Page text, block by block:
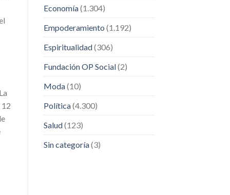
Economía(1.304)
Empoderamiento (1.192)
Espiritualidad(306)
Fundación OP Social(2)
Moda(10)
Política(4.300)
Salud(123)
Sin categoría(3)